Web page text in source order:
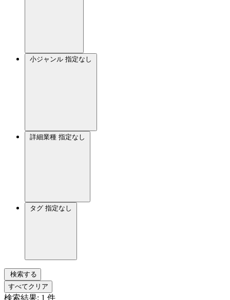
小ジャンル 指定なし
詳細業種 指定なし
タグ 指定なし
検索する
すべてクリア
検索結果: 1 件